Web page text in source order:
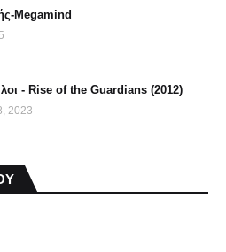
Megamind
- Rise of the Guardians (2012)
2023